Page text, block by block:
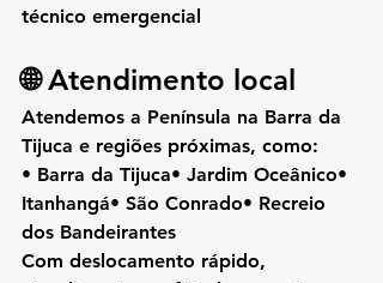
técnico emergencial
🌐 Atendimento local
Atendemos a Península na Barra da
Tijuca e regiões próximas, como:
• Barra da Tijuca• Jardim Oceânico•
Itanhangá• São Conrado• Recreio
dos Bandeirantes
Com deslocamento rápido,